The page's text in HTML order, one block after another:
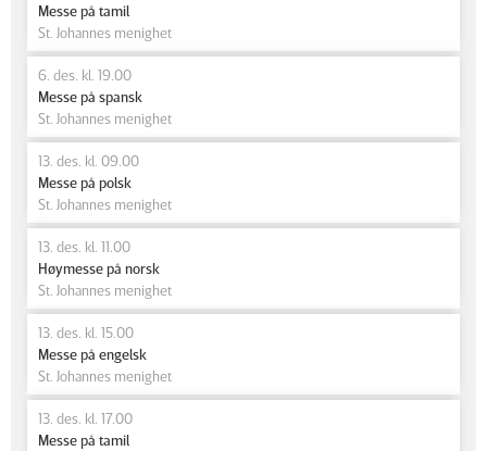
Messe på tamil
St. Johannes menighet
6. des. kl. 19.00
Messe på spansk
St. Johannes menighet
13. des. kl. 09.00
Messe på polsk
St. Johannes menighet
13. des. kl. 11.00
Høymesse på norsk
St. Johannes menighet
13. des. kl. 15.00
Messe på engelsk
St. Johannes menighet
13. des. kl. 17.00
Messe på tamil